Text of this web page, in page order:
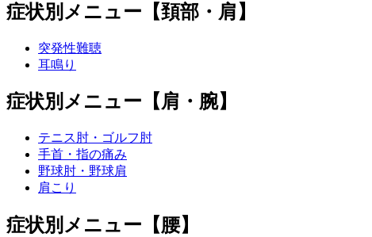
症状別メニュー【頚部・肩】
突発性難聴
耳鳴り
症状別メニュー【肩・腕】
テニス肘・ゴルフ肘
手首・指の痛み
野球肘・野球肩
肩こり
症状別メニュー【腰】